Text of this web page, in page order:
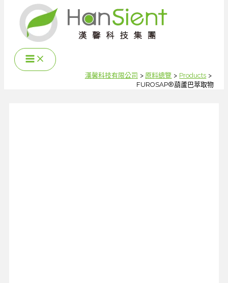
漢馨科技有限公司 原料總覽
Products
FUROSAP®葫蘆巴萃取物